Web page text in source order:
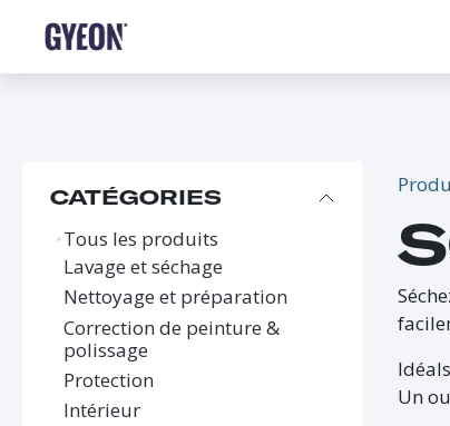
CATÉGORIES
Tous les produits
Lavage et séchage
Nettoyage et préparation
Correction de peinture &
polissage
Protection
Intérieur
Un